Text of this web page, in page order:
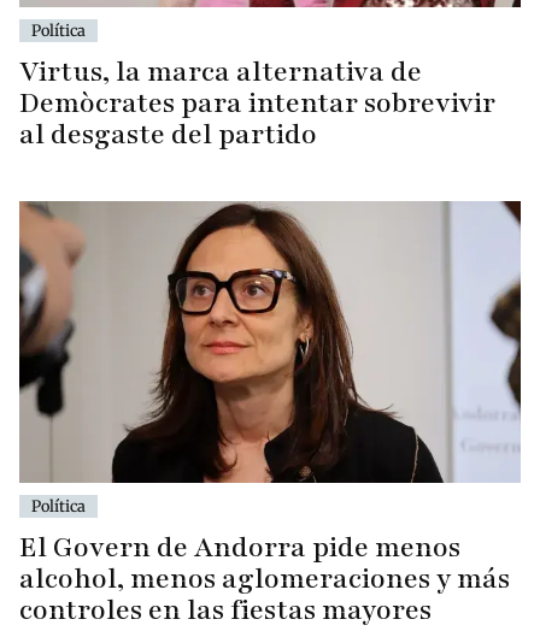
Política
Virtus, la marca alternativa de
Demòcrates para intentar sobrevivir
al desgaste del partido
Política
El Govern de Andorra pide menos
alcohol, menos aglomeraciones y más
controles en las fiestas mayores